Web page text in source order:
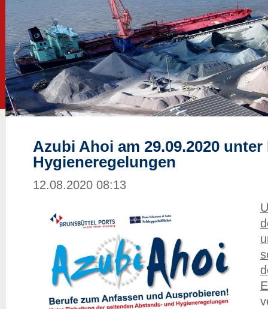
Azubi Ahoi am 29.09.2020
Hygieneregelungen
12.08.2020 08:13